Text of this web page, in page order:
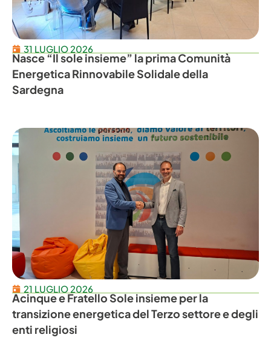
31 LUGLIO 2026
Nasce “Il sole insieme” la prima Comunità
Energetica Rinnovabile Solidale della
Sardegna
21 LUGLIO 2026
Acinque e Fratello Sole insieme per la
transizione energetica del Terzo settore e degli
enti religiosi